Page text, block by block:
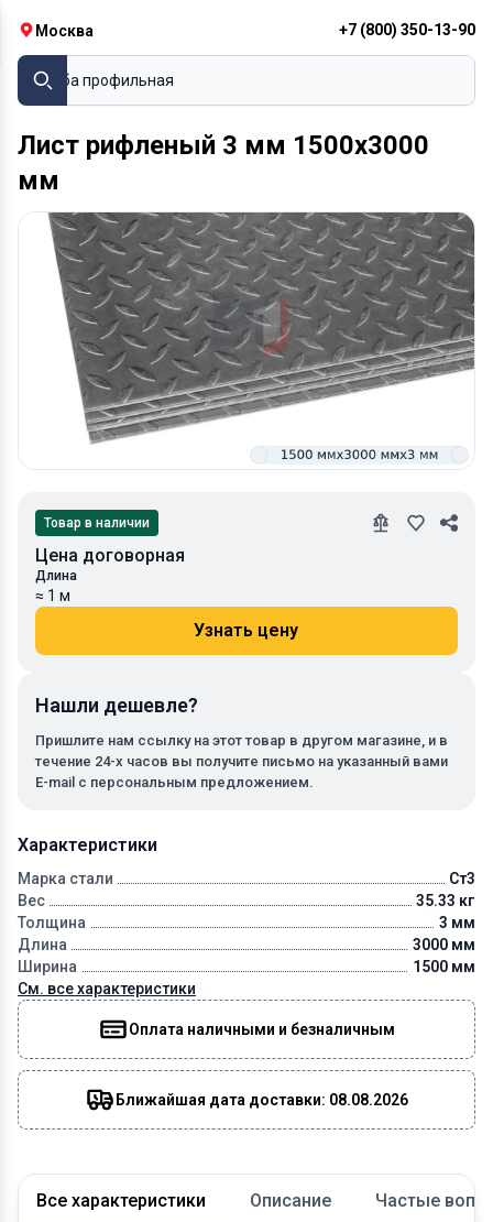
Москва +7 (800) 350-13-90
Труба профильная
Лист рифленый 3 мм 1500х3000
мм
Характеристики
Марка стали
Ст3
Вес
35.33 кг
Толщина
3 мм
Длина
3000 мм
Ширина
1500 мм
См. все характеристики
Оплата наличными и безналичным
Ближайшая дата доставки: 08.08.2026
Товар в наличии
Цена договорная
Длина
≈ 1 м
Узнать цену
Нашли дешевле?
Пришлите нам ссылку на этот товар в другом магазине, и в
течение 24-х часов вы получите письмо на указанный вами
E-mail с персональным предложением.
Все характеристики Описание Частые